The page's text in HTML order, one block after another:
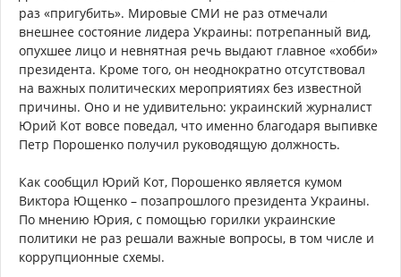
раз «пригубить». Мировые СМИ не раз отмечали
внешнее состояние лидера Украины: потрепанный вид,
опухшее лицо и невнятная речь выдают главное «хобби»
президента. Кроме того, он неоднократно отсутствовал
на важных политических мероприятиях без известной
причины. Оно и не удивительно: украинский журналист
Юрий Кот вовсе поведал, что именно благодаря выпивке
Петр Порошенко получил руководящую должность.
Как сообщил Юрий Кот, Порошенко является кумом
Виктора Ющенко – позапрошлого президента Украины.
По мнению Юрия, с помощью горилки украинские
политики не раз решали важные вопросы, в том числе и
коррупционные схемы.